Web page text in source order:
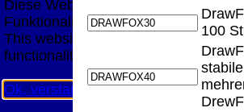
100
Diese Website nutzt Cookies, um
Funktionalität bieten zu können.
This website uses cookies to provide
functionality.
Ok, verstanden Mehr Infos